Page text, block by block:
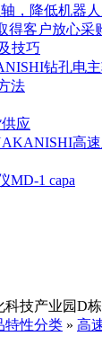
，降低机器
得客户放心采
技巧
钻孔电
法
应
高速
MD-1 capa
技产业园D
特性分类 » 高